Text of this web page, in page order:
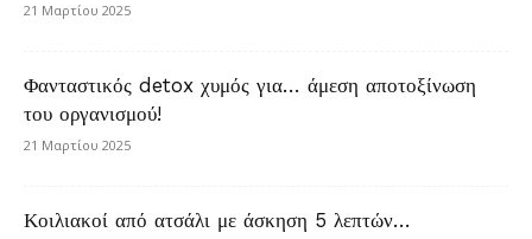
21 Μαρτίου 2025
Φανταστικός detox χυμός για… άμεση αποτοξίνωση
του οργανισμού!
21 Μαρτίου 2025
Κοιλιακοί από ατσάλι με άσκηση 5 λεπτών…